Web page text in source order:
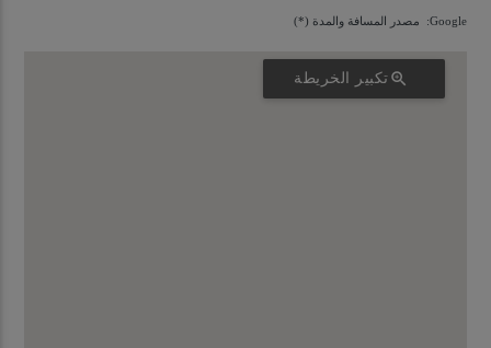
Google: مصدر المسافة والمدة (*)
zoom_in تكبير الخريطة